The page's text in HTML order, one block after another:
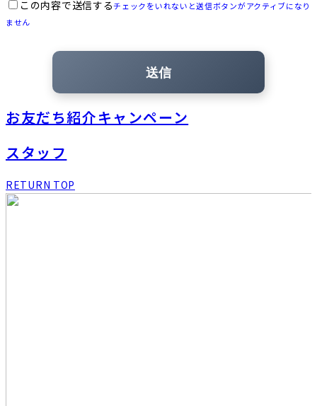
この内容で送信するチェックをいれないと送信ボタンがアクティブになり
ません
お友だち紹介キャンペーン
スタッフ
RETURN TOP